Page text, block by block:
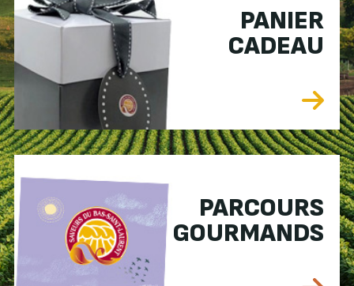
PANIER
CADEAU
PARCOURS
GOURMANDS